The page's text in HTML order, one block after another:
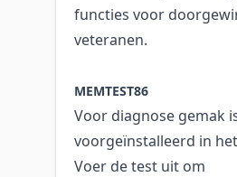
functies voor
veteranen.
MEMTEST86
Voor diagnose gemak
voorgeïnstalleerd in het
Voer de test uit om